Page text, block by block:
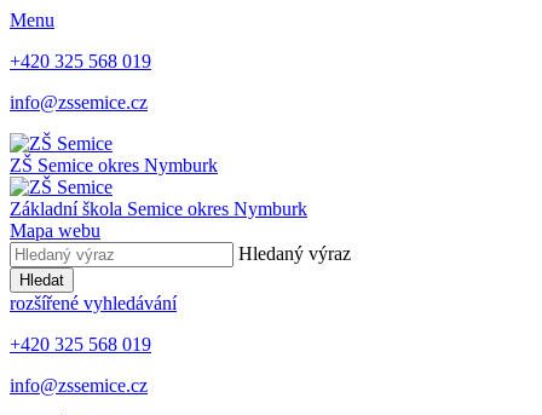
Menu
+420 325 568 019
info@zssemice.cz
ZŠ Semice okres Nymburk
Základní škola Semice okres Nymburk
Mapa webu
Hledaný výraz
Hledat
rozšířené vyhledávání
+420 325 568 019
info@zssemice.cz